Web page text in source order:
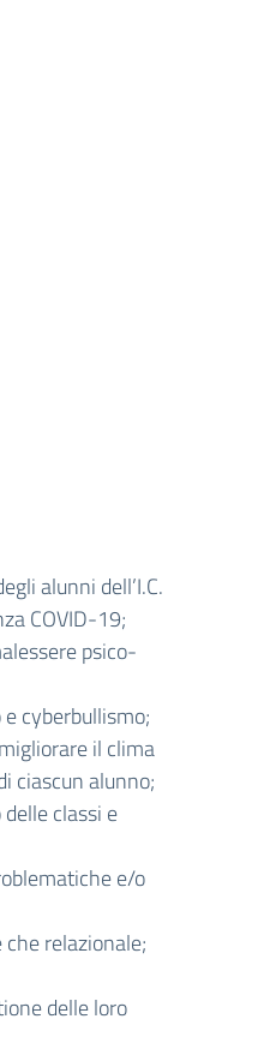
alunni dell’I.C.
COVID-19;
psico-
cyberbullismo;
il clima
ciascun alunno;
classi e
e/o
relazionale;
delle loro